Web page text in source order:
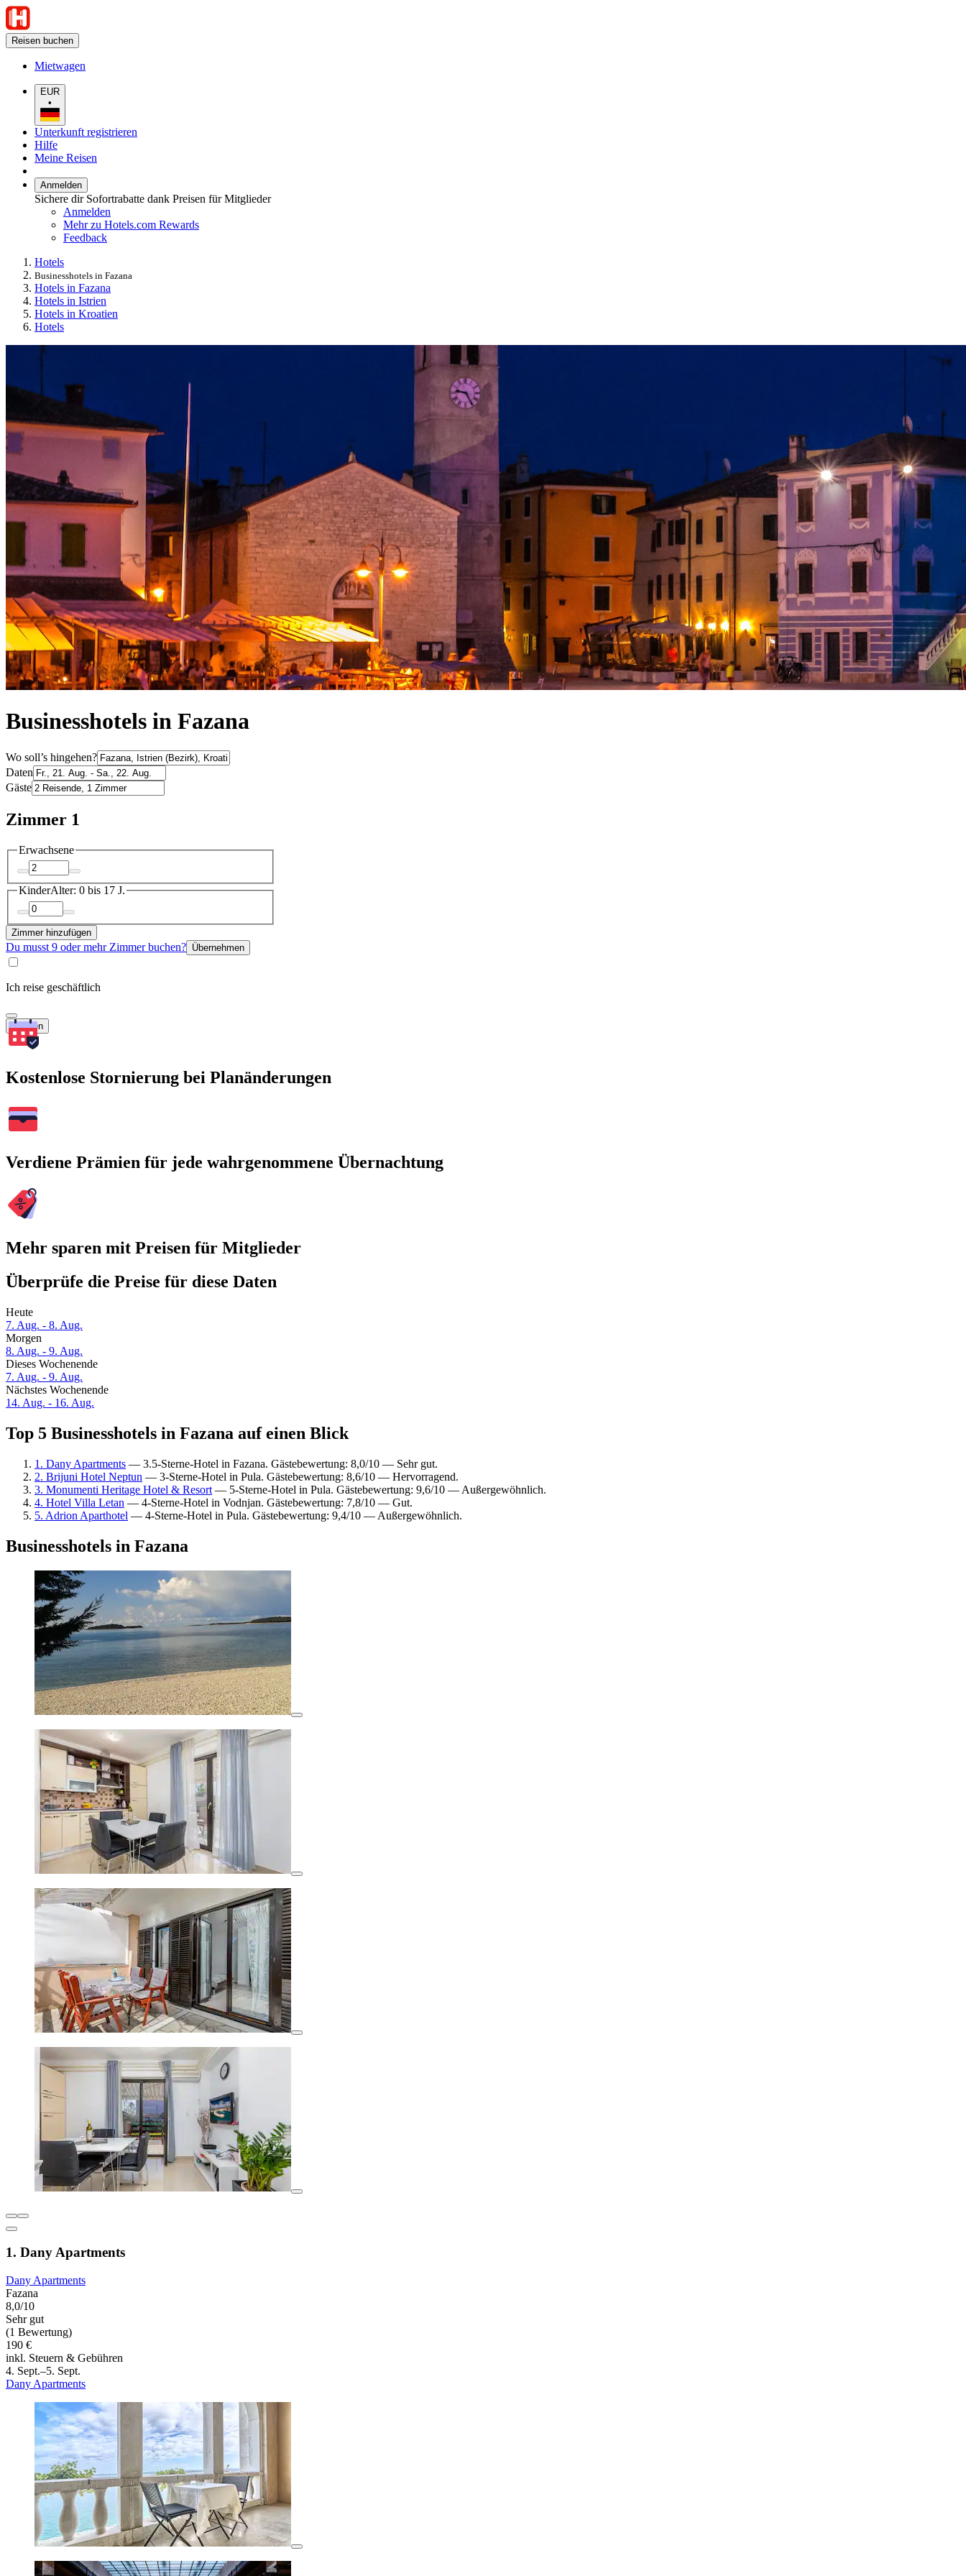
Reisen buchen
Mietwagen
EUR
•
Unterkunft registrieren
Hilfe
Meine Reisen
Anmelden
Sichere dir Sofortrabatte dank Preisen für Mitglieder
Anmelden
Mehr zu Hotels.com Rewards
Feedback
Hotels
Businesshotels in Fazana
Hotels in Fazana
Hotels in Istrien
Hotels in Kroatien
Hotels
Businesshotels in Fazana
Wo soll’s hingehen?
Daten
Gäste
Zimmer 1
Erwachsene
KinderAlter: 0 bis 17 J.
Zimmer hinzufügen
Du musst 9 oder mehr Zimmer buchen? Übernehmen
Ich reise geschäftlich
Suchen
Kostenlose Stornierung bei Planänderungen
Verdiene Prämien für jede wahrgenommene Übernachtung
Mehr sparen mit Preisen für Mitglieder
Überprüfe die Preise für diese Daten
Heute
7. Aug. - 8. Aug.
Morgen
8. Aug. - 9. Aug.
Dieses Wochenende
7. Aug. - 9. Aug.
Nächstes Wochenende
14. Aug. - 16. Aug.
Top 5 Businesshotels in Fazana auf einen Blick
1. Dany Apartments — 3.5-Sterne-Hotel in Fazana. Gästebewertung: 8,0/10 — Sehr gut.
2. Brijuni Hotel Neptun — 3-Sterne-Hotel in Pula. Gästebewertung: 8,6/10 — Hervorragend.
3. Monumenti Heritage Hotel & Resort — 5-Sterne-Hotel in Pula. Gästebewertung: 9,6/10 — Außergewöhnlich.
4. Hotel Villa Letan — 4-Sterne-Hotel in Vodnjan. Gästebewertung: 7,8/10 — Gut.
5. Adrion Aparthotel — 4-Sterne-Hotel in Pula. Gästebewertung: 9,4/10 — Außergewöhnlich.
Businesshotels in Fazana
1. Dany Apartments
Dany Apartments
Fazana
8,0/10
Sehr gut
(1 Bewertung)
190 €
inkl. Steuern & Gebühren
4. Sept.–5. Sept.
Dany Apartments